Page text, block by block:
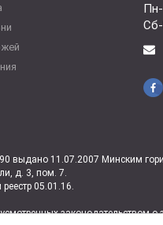
Сб-
выдано 11.07.2007 Минским
д. 3, пом. 7.
05.01.16.
законодательством о